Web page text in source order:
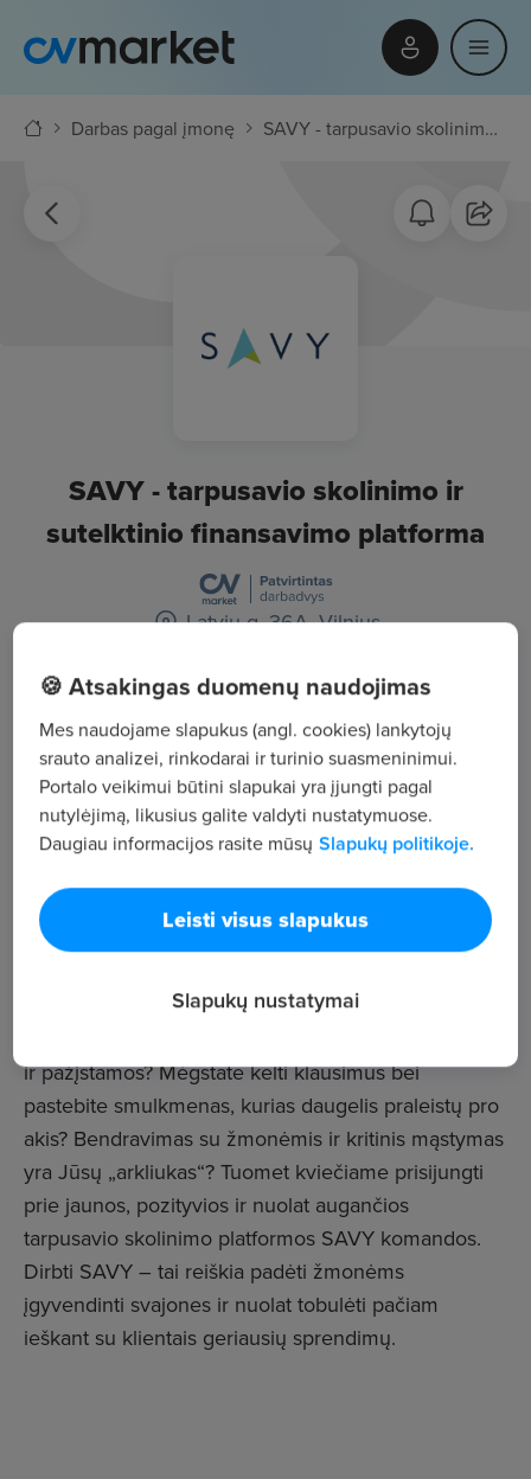
Darbas pagal įmonę SAVY - tarpusavio skolinimo ir sutelktinio finansavimo platforma
SAVY - tarpusavio skolinimo ir
sutelktinio finansavimo platforma
Latvių g. 36A, Vilnius
Žiūrėti visus skelbimus
Įmonės aprašymas
42
Darbuotojų sk.
3 293
~4 518 €
Ar sąvokos finansų sektorius, finansinės
ir pažįstamos? Mėgstate kelti klausimus bei
pastebite smulkmenas, kurias daugelis praleistų pro
akis? Bendravimas su žmonėmis ir kritinis mąstymas
yra Jūsų „arkliukas“? Tuomet kviečiame prisijungti
prie jaunos, pozityvios ir nuolat augančios
tarpusavio skolinimo platformos SAVY komandos.
Dirbti SAVY – tai reiškia padėti žmonėms
įgyvendinti svajones ir nuolat tobulėti pačiam
ieškant su klientais geriausių sprendimų.
🍪 Atsakingas duomenų naudojimas
Mes naudojame slapukus (angl. cookies) lankytojų
srauto analizei, rinkodarai ir turinio suasmeninimui.
Portalo veikimui būtini slapukai yra įjungti pagal
nutylėjimą, likusius galite valdyti nustatymuose.
Daugiau informacijos rasite mūsų Slapukų politikoje.
Leisti visus slapukus
Slapukų nustatymai